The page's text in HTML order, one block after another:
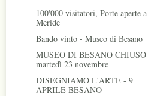
100'000 visitatori, Porte aperte a
Meride
Bando vinto - Museo di Besano
MUSEO DI BESANO CHIUSO
martedì 23 novembre
DISEGNIAMO L'ARTE - 9
APRILE BESANO